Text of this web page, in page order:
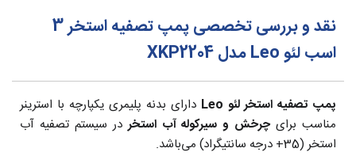
نقد و بررسی تخصصی پمپ تصفیه استخر 3
اسب لئو Leo مدل XKP2204
پمپ تصفیه استخر لئو Leo
دارای بدنه پلیمری یکپارچه با استرینر
مناسب برای چرخش و سیرکوله آب استخردر سیستم تصفیه آب
استخر (35+ درجه سانتیگراد) می‌باشد.